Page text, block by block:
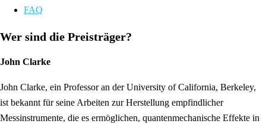
FAQ
Wer sind die Preisträger?
John Clarke
John Clarke, ein Professor an der University of California, Berkeley,
ist bekannt für seine Arbeiten zur Herstellung empfindlicher
Messinstrumente, die es ermöglichen, quantenmechanische Effekte in